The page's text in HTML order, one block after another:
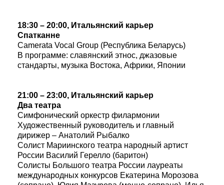
18:30 – 20:00, Итальянский карьер
Спатканне
Camerata Vocal Group (Республика Беларусь)
В программе: славянский этнос, джазовые
стандарты, музыка Востока, Африки, Японии
21:00 – 23:00, Итальянский карьер
Два театра
Симфонический оркестр филармонии
Художественный руководитель и главный
дирижер – Анатолий Рыбалко
Солист Мариинского театра народный артист
России Василий Герелло (баритон)
Солисты Большого театра России лауреаты
международных конкурсов Екатерина Морозова